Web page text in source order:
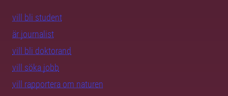
vill bli student
är journalist
vill bli doktorand
vill söka jobb
vill rapportera om naturen